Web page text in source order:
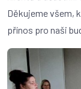
Děkujeme všem,
přínos pro naši